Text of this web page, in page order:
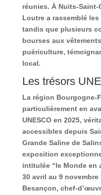
réunies. À Nuits-
Loutre a rassemblé
tandis que plusieurs
bourses aux
puériculture,
local.
Les trésors
La région Bourgogne-
particulièrement en
UNESCO en 2025,
accessibles depuis
Grande Saline de
exposition
intitulée “le Monde en
30 avril au 9
Besançon, chef-